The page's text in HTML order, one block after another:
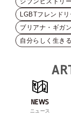
LGBTフレンドリ
ブリアナ・ギガ
自分らしく生き
NEWS
ニュース